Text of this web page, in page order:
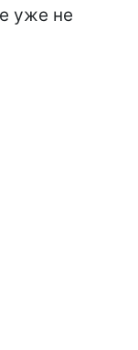
уже не